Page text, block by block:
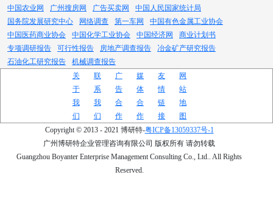
中国农业网
广州搜房网 广告买卖网
中国人民国家统计局
国务院发展研究中心
网络调查 第一车网
中国有色金属工业协会
中国医药商业协会
中国化学工业协会 中国经济网
商业计划书
专项调研报告
可行性报告 房地产调查报告
冶金矿产研究报告
石油化工研究报告
机械调查报告
关
于
我
们
联
系
我
们
广
告
合
作
媒
体
合
作
友
情
链
接
网
站
地
图
Copyright © 2013 - 2021 博研特-粤ICP备13059337号-1
广州博研特企业管理咨询有限公司 版权所有 请勿转载
Guangzhou Boyanter Enterprise Management Consulting Co., Ltd.. All Rights
Reserved.